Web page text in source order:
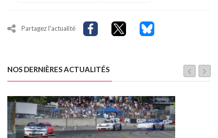
Partagez l'actualité
NOS DERNIÈRES ACTUALITÉS